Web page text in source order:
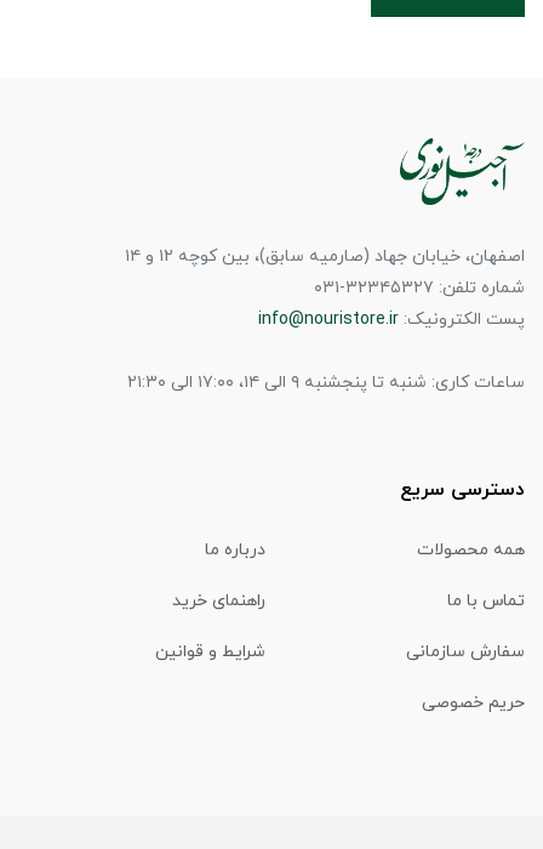
اصفهان، خیابان جهاد (صارمیه سابق)، بین کوچه ۱۲ و ۱۴
شماره تلفن: ۳۲۳۴۵۳۲۷-۰۳۱
پست الکترونیک: info@nouristore.ir
ساعات کاری: شنبه تا پنجشنبه ۹ الی ۱۴، ۱۷:۰۰ الی ۲۱:۳۰
دسترسی سریع
همه محصولات درباره ما
تماس با ما راهنمای خرید
سفارش سازمانی شرایط و قوانین
حریم خصوصی